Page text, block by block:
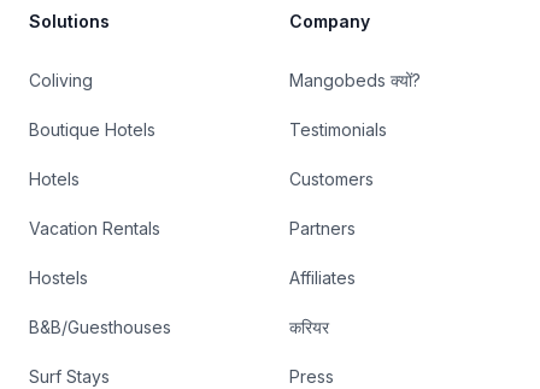
Solutions
Coliving
Boutique Hotels
Hotels
Vacation Rentals
Hostels
B&B/Guesthouses
Surf Stays
Company
Mangobeds क्यों?
Testimonials
Customers
Partners
Affiliates
करियर
Press